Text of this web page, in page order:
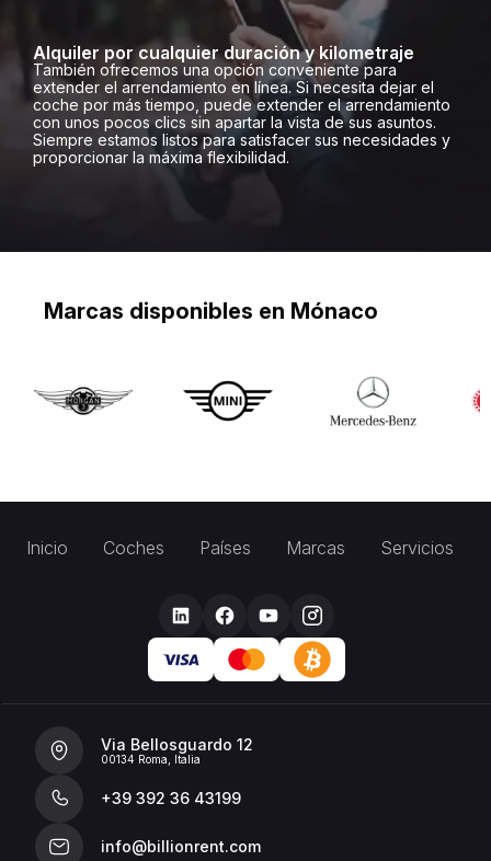
Alquiler por cualquier duración y kilometraje
También ofrecemos una opción conveniente para
extender el arrendamiento en línea. Si necesita dejar el
coche por más tiempo, puede extender el arrendamiento
con unos pocos clics sin apartar la vista de sus asuntos.
Siempre estamos listos para satisfacer sus necesidades y
proporcionar la máxima flexibilidad.
Marcas disponibles en Mónaco
Inicio Coches Países Marcas Servicios
Via Bellosguardo 12
00134 Roma, Italia
+39 392 36 43199
info@billionrent.com